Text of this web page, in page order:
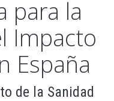
para la
Impacto
España
de la Sanidad